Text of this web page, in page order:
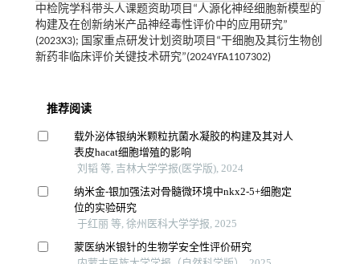
中检院学科带头人课题资助项目“人源化神经细胞新模型的
构建及在创新纳米产品神经毒性评价中的应用研究”
(2023X3); 国家重点研发计划资助项目“干细胞及其衍生物创
新药非临床评价关键技术研究”(2024YFA1107302)